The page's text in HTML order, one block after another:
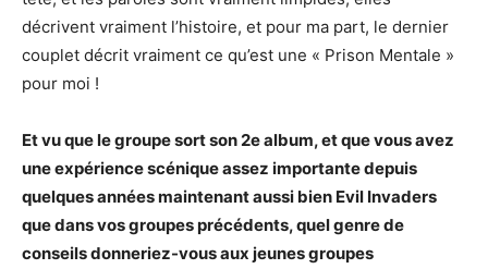
décrivent vraiment l’histoire, et pour ma part, le dernier
couplet décrit vraiment ce qu’est une « Prison Mentale »
pour moi !
Et vu que le groupe sort son 2e album, et que vous avez
une expérience scénique assez importante depuis
quelques années maintenant aussi bien Evil Invaders
que dans vos groupes précédents, quel genre de
conseils donneriez-vous aux jeunes groupes